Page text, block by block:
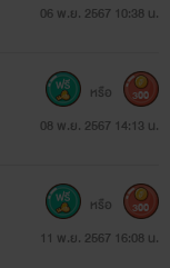
06 พ.ย. 2567 10:38 น.
08 พ.ย. 2567 14:13 น.
หรือ 300
11 พ.ย. 2567 16:08 น.
หรือ 300